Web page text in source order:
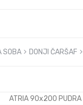
SOBA DONJI ČARŠAF